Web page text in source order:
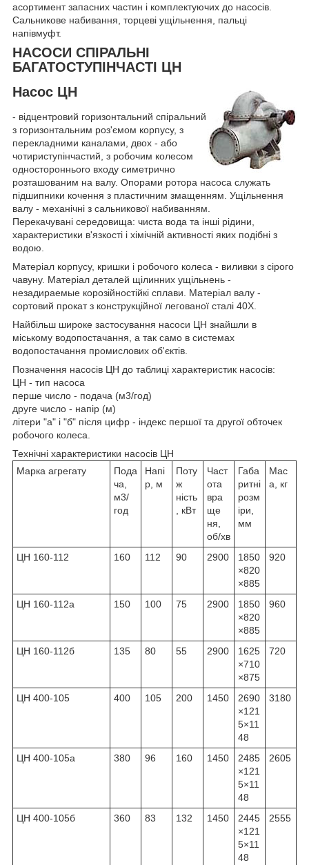
асортимент запасних частин і комплектуючих до насосів.
Сальникове набивання, торцеві ущільнення, пальці
напівмуфт.
НАСОСИ СПІРАЛЬНІ
БАГАТОСТУПІНЧАСТІ ЦН
Насос ЦН
- відцентровий горизонтальний спіральний
з горизонтальним роз'ємом корпусу, з
перекладними каналами, двох - або
чотириступінчастий, з робочим колесом
одностороннього входу симетрично
розташованим на валу. Опорами ротора насоса служать
підшипники кочення з пластичним змащенням. Ущільнення
валу - механічні з сальникової набиванням.
Перекачувані середовища: чиста вода та інші рідини,
характеристики в'язкості і хімічній активності яких подібні з
водою.
Матеріал корпусу, кришки і робочого колеса - виливки з сірого
чавуну. Матеріал деталей щілинних ущільнень -
незадираемые корозійностійкі сплави. Матеріал валу -
сортовий прокат з конструкційної легованої сталі 40Х.
Найбільш широке застосування насоси ЦН знайшли в
міському водопостачання, а так само в системах
водопостачання промислових об'єктів.
Позначення насосів ЦН до таблиці характеристик насосів:
ЦН - тип насоса
перше число - подача (м3/год)
друге число - напір (м)
літери "а" і "б" після цифр - індекс першої та другої обточек
робочого колеса.
Технічні характеристики насосів ЦН
Марка агрегату
Пода
ча,
м3/
год
Напі
р, м
Поту
ж
ність
, кВт
Част
ота
вра
ще
ня,
об/хв
Габа
ритні
розм
іри,
мм
Мас
а, кг
ЦН 160-112 160 112 90 2900
1850
×820
×885
920
ЦН 160-112а 150 100 75 2900
1850
×820
×885
960
ЦН 160-112б 135 80 55 2900
1625
×710
×875
720
ЦН 400-105 400 105 200 1450
2690
×121
5×11
48
3180
ЦН 400-105а 380 96 160 1450
2485
×121
5×11
48
2605
ЦН 400-105б 360 83 132 1450
2445
×121
5×11
48
2555